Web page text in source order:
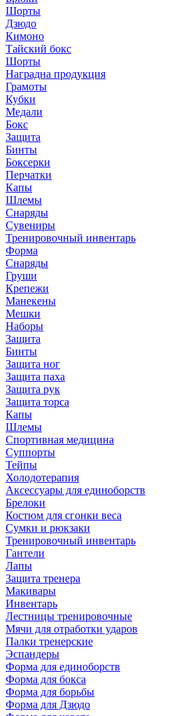
Шорты
Дзюдо
Кимоно
Тайский бокс
Шорты
Наградна продукция
Грамоты
Кубки
Медали
Бокс
Защита
Бинты
Боксерки
Перчатки
Капы
Шлемы
Снаряды
Сувениры
Тренировочный инвентарь
Форма
Снаряды
Груши
Крепежи
Манекены
Мешки
Наборы
Защита
Бинты
Защита ног
Защита паха
Защита рук
Защита торса
Капы
Шлемы
Спортивная медицина
Суппорты
Тейпы
Холодотерапия
Аксессуары для единоборств
Брелоки
Костюм для сгонки веса
Сумки и рюкзаки
Тренировочный инвентарь
Гантели
Лапы
Защита тренера
Макивары
Инвентарь
Лестницы тренировочные
Мячи для отработки ударов
Палки тренерские
Эспандеры
Форма для единоборств
Форма для бокса
Форма для борьбы
Форма для Дзюдо
Форма
Брюки
Наградна продукция
Бокс
Защита
Боксерки
Перчатки
Капы
Снаряды
Груши
Манекены
Наборы